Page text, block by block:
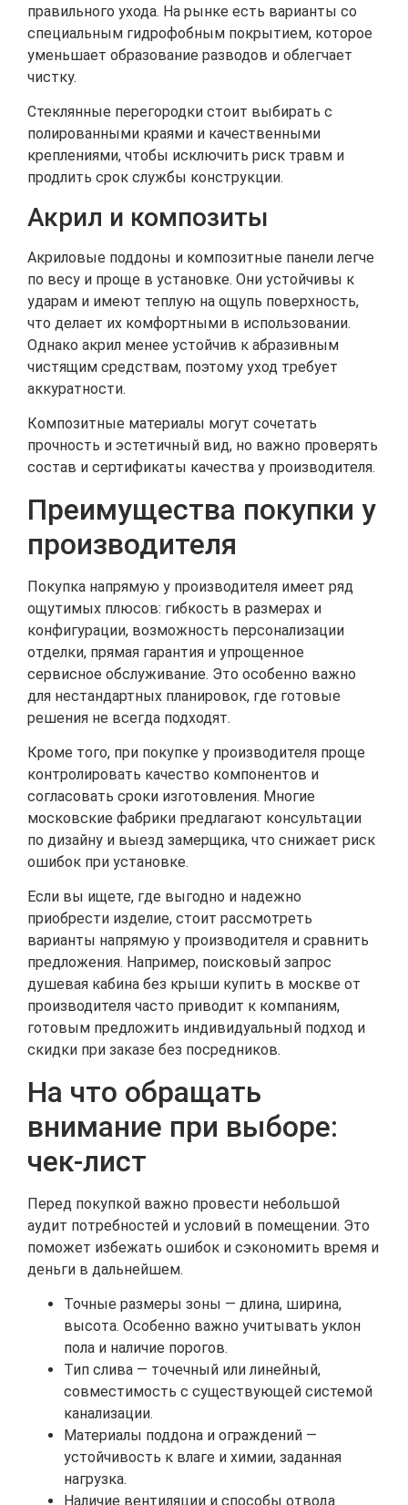
правильного ухода. На рынке есть варианты со
специальным гидрофобным покрытием, которое
уменьшает образование разводов и облегчает
чистку.
Стеклянные перегородки стоит выбирать с
полированными краями и качественными
креплениями, чтобы исключить риск травм и
продлить срок службы конструкции.
Акрил и композиты
Акриловые поддоны и композитные панели легче
по весу и проще в установке. Они устойчивы к
ударам и имеют теплую на ощупь поверхность,
что делает их комфортными в использовании.
Однако акрил менее устойчив к абразивным
чистящим средствам, поэтому уход требует
аккуратности.
Композитные материалы могут сочетать
прочность и эстетичный вид, но важно проверять
состав и сертификаты качества у производителя.
Преимущества покупки у
производителя
Покупка напрямую у производителя имеет ряд
ощутимых плюсов: гибкость в размерах и
конфигурации, возможность персонализации
отделки, прямая гарантия и упрощенное
сервисное обслуживание. Это особенно важно
для нестандартных планировок, где готовые
решения не всегда подходят.
Кроме того, при покупке у производителя проще
контролировать качество компонентов и
согласовать сроки изготовления. Многие
московские фабрики предлагают консультации
по дизайну и выезд замерщика, что снижает риск
ошибок при установке.
Если вы ищете, где выгодно и надежно
приобрести изделие, стоит рассмотреть
варианты напрямую у производителя и сравнить
предложения. Например, поисковый запрос
душевая кабина без крыши купить в москве от
производителя часто приводит к компаниям,
готовым предложить индивидуальный подход и
скидки при заказе без посредников.
На что обращать
внимание при выборе:
чек-лист
Перед покупкой важно провести небольшой
аудит потребностей и условий в помещении. Это
поможет избежать ошибок и сэкономить время и
деньги в дальнейшем.
Точные размеры зоны — длина, ширина,
высота. Особенно важно учитывать уклон
пола и наличие порогов.
Тип слива — точечный или линейный,
совместимость с существующей системой
канализации.
Материалы поддона и ограждений —
устойчивость к влаге и химии, заданная
нагрузка.
Наличие вентиляции и способы отвода